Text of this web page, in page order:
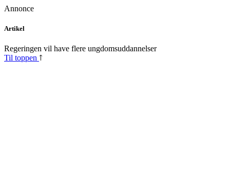
Annonce
Skip
content
Artikel
Regeringen vil have flere ungdomsuddannelser
Til toppen